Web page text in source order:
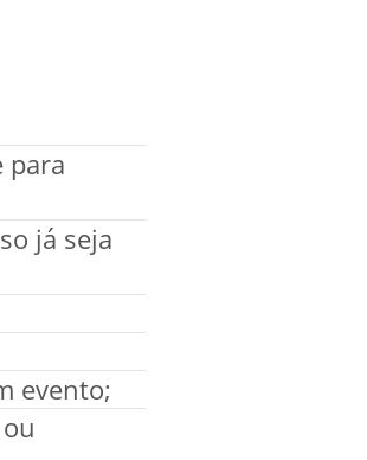
para
já seja
evento;